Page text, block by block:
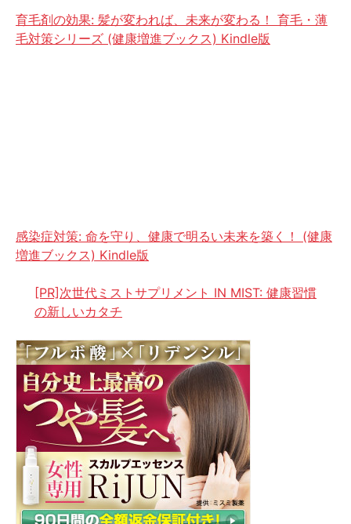
育毛剤の効果: 髪が変われば、未来が変わる！ 育毛・薄
毛対策シリーズ (健康増進ブックス) Kindle版
感染症対策: 命を守り、健康で明るい未来を築く！ (健康
増進ブックス) Kindle版
[PR]次世代ミストサプリメント IN MIST: 健康習慣
の新しいカタチ